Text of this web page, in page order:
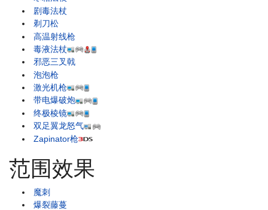
剧毒法杖
剃刀松
高温射线枪
毒液法杖
邪恶三叉戟
泡泡枪
激光机枪
带电爆破炮
终极棱镜
双足翼龙怒气
Zapinator枪
范围效果
魔刺
爆裂藤蔓